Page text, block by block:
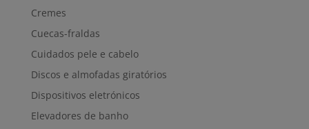
Cremes
Cuecas-fraldas
Cuidados pele e cabelo
Discos e almofadas giratórios
Dispositivos eletrónicos
Elevadores de banho